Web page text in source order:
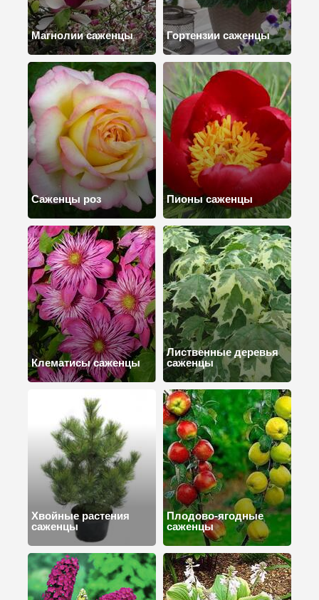
Магнолии саженцы Гортензии саженцы
Саженцы роз Пионы саженцы
Клематисы саженцы
Лиственные деревья
саженцы
Хвойные растения
саженцы
Плодово-ягодные
саженцы